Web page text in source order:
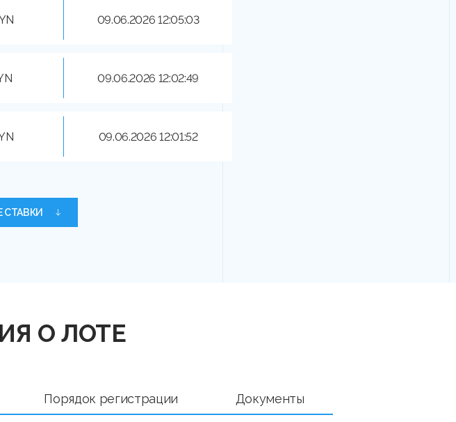
09.06.2026 12:05:03
09.06.2026 12:02:49
09.06.2026 12:01:52
СТАВКИ
О ЛОТЕ
Порядок регистрации Документы